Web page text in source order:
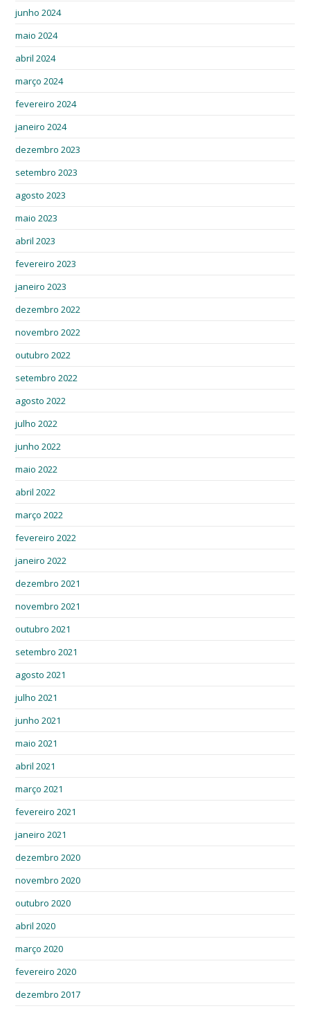
junho 2024
maio 2024
abril 2024
março 2024
fevereiro 2024
janeiro 2024
dezembro 2023
setembro 2023
agosto 2023
maio 2023
abril 2023
fevereiro 2023
janeiro 2023
dezembro 2022
novembro 2022
outubro 2022
setembro 2022
agosto 2022
julho 2022
junho 2022
maio 2022
abril 2022
março 2022
fevereiro 2022
janeiro 2022
dezembro 2021
novembro 2021
outubro 2021
setembro 2021
agosto 2021
julho 2021
junho 2021
maio 2021
abril 2021
março 2021
fevereiro 2021
janeiro 2021
dezembro 2020
novembro 2020
outubro 2020
abril 2020
março 2020
fevereiro 2020
dezembro 2017